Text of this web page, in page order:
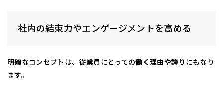
社内の結束力やエンゲージメントを高める
明確なコンセプトは、従業員にとっての働く理由や誇り にもなり
ます。